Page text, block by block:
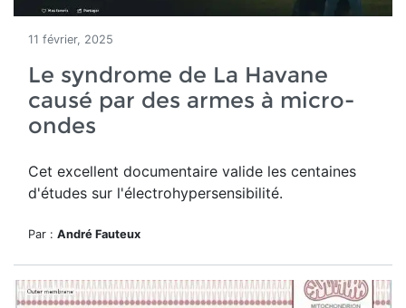
11 février, 2025
Le syndrome de La Havane
causé par des armes à micro-
ondes
Cet excellent documentaire valide les centaines
d'études sur l'électrohypersensibilité.
Par : André Fauteux